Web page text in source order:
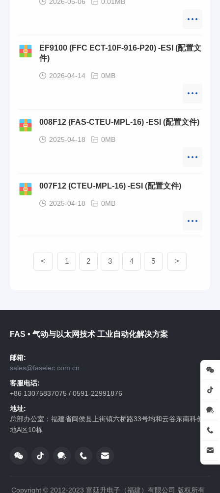
EF9100 (FFC ECT-10F-916-P20) -ESI (配置文
件)
2026-04-14 0MB
008F12 (FAS-CTEU-MPL-16) -ESI (配置文件)
2025-04-18 0MB
007F12 (CTEU-MPL-16) -ESI (配置文件)
2025-04-18 0MB
< 1 2 3 4 5 >
FAS • 气动与以太网技术 工业自动化解决方案
邮箱:
sales@faselec.com.cn
客服电话:
+86 13075837075 / 0591-22991876
地址:
总部办公室：福建省闽侯县上街镇六桥路33号均和云谷东南科创基
地A区10栋
Copyright © 2012-2023 富延升电子（福建）有限公司 版权所有